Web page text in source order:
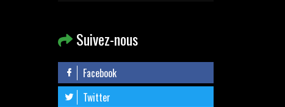
Suivez-nous
Facebook
Twitter